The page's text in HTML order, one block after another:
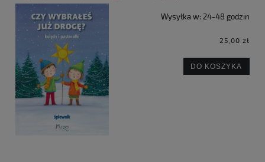
Wysyłka w: 24-48 godzin
25,00 zł
DO KOSZYKA